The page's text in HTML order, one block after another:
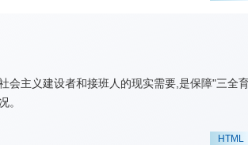
主义建设者和接班人的现实需要,是保障"三全
。
HTML